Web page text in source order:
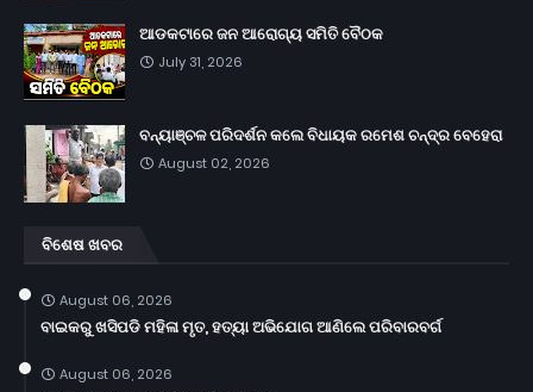
ଆଡକଟାରେ ଜନ ଆରୋଗ୍ୟ ସମିତି ବୈଠକ
July 31, 2026
ବନ୍ୟାଞ୍ଚଳ ପରିଦର୍ଶନ କଲେ ବିଧାୟକ ରମେଶ ଚନ୍ଦ୍ର ବେହେରା
August 02, 2026
ବିଶେଷ ଖବର
August 06, 2026
ବାଇକରୁ ଖସିପଡି ମହିଳା ମୃତ, ହତ୍ୟା ଅଭିଯୋଗ ଆଣିଲେ ପରିବାରବର୍ଗ
August 06, 2026